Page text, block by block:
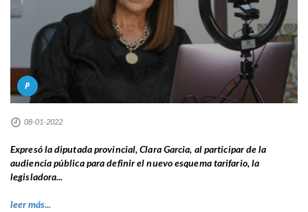
P
08-01-2022
Expresó la diputada provincial, Clara Garcia, al participar de la
audiencia pública para definir el nuevo esquema tarifario, la
legisladora...
leer más...